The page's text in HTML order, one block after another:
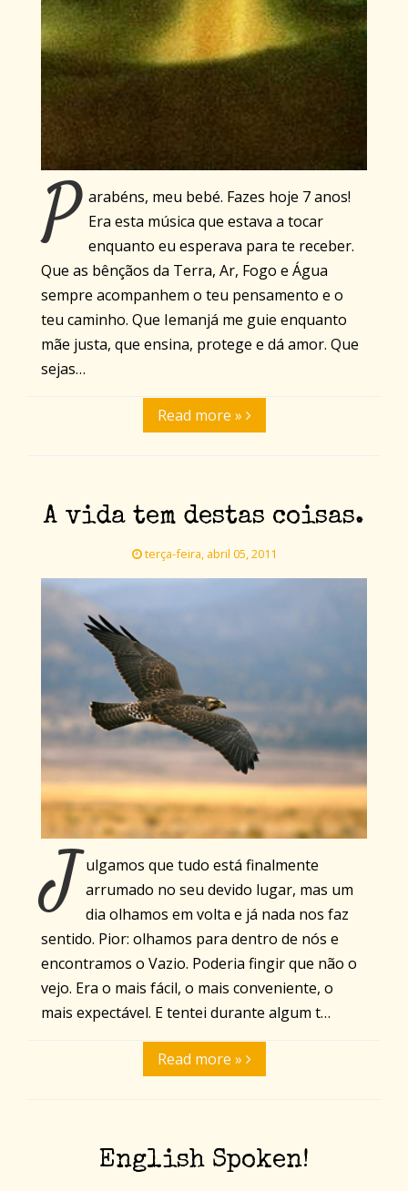
P arabéns, meu bebé. Fazes hoje 7 anos!
Era esta música que estava a tocar
enquanto eu esperava para te receber.
Que as bênçãos da Terra, Ar, Fogo e Água
sempre acompanhem o teu pensamento e o
teu caminho. Que Iemanjá me guie enquanto
mãe justa, que ensina, protege e dá amor. Que
sejas…
Read more »
A vida tem destas coisas.
terça-feira, abril 05, 2011
J ulgamos que tudo está finalmente
arrumado no seu devido lugar, mas um
dia olhamos em volta e já nada nos faz
sentido. Pior: olhamos para dentro de nós e
encontramos o Vazio. Poderia fingir que não o
vejo. Era o mais fácil, o mais conveniente, o
mais expectável. E tentei durante algum t…
Read more »
English Spoken!